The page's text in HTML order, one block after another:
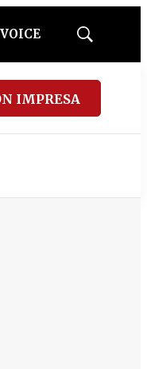
Mostrar
IMPRESA